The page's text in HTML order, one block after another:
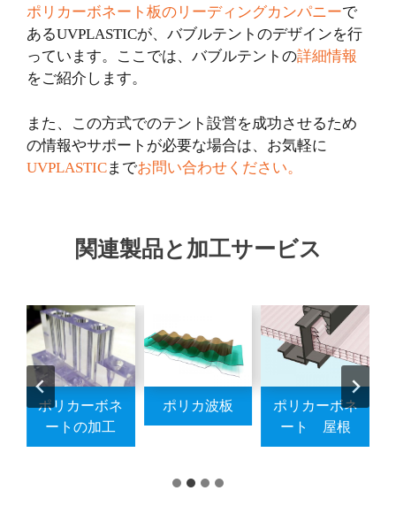
ポリカーボネート板のリーディングカンパニーで
あるUVPLASTICが、バブルテントのデザインを行
っています。ここでは、バブルテントの詳細情報
をご紹介します。
また、この方式でのテント設営を成功させるため
の情報やサポートが必要な場合は、お気軽に
UVPLASTICまでお問い合わせください。
関連製品と加工サービス
ポリカ カーテ
ンウォール
アクリル棒
アクリルフィ
ルム